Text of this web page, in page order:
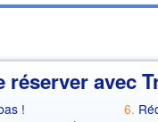
réserver avec
!